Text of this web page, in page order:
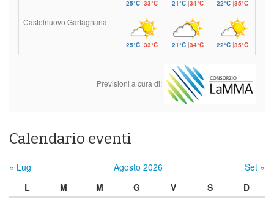
25°C|33°C 21°C|34°C 22°C |35°C
Castelnuovo Garfagnana
25°C|33°C 21°C|34°C 22°C |35°C
Previsioni a cura di:
Calendario eventi
« Lug Agosto 2026
Set »
L
M M G V S
D